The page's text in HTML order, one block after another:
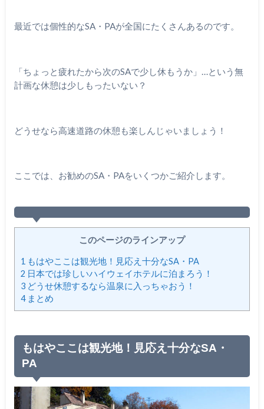
最近では個性的なSA・PAが全国にたくさんあるのです。
「ちょっと疲れたから次のSAで少し休もうか」…という無
計画な休憩は少しもったいない？
どうせなら高速道路の休憩も楽しんじゃいましょう！
ここでは、お勧めのSA・PAをいくつかご紹介します。
このページのラインアップ
1 もはやここは観光地！見応え十分なSA・PA
2 日本では珍しいハイウェイホテルに泊まろう！
3どうせ休憩するなら温泉に入っちゃおう！
4まとめ
もはやここは観光地！見応え十分なSA・
PA